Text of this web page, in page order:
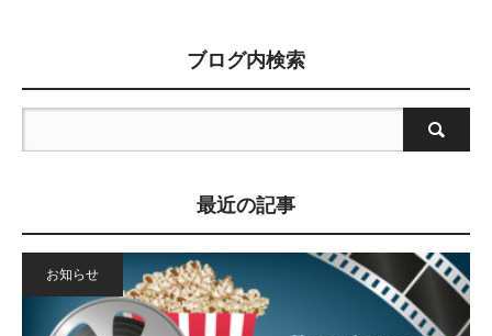
ブログ内検索
最近の記事
お知らせ